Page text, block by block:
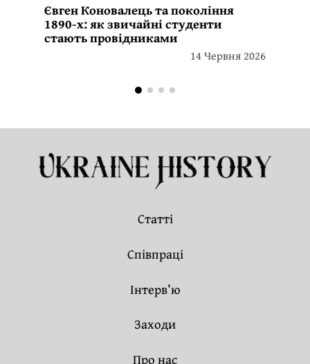
Євген Коновалець та покоління
1890-х: як звичайні студенти
стають провідниками
14 Червня 2026
Статті
Співпраці
Інтерв’ю
Заходи
Про нас